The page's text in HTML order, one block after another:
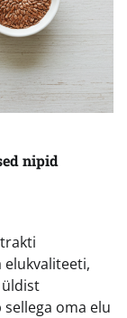
nipid
oma elu